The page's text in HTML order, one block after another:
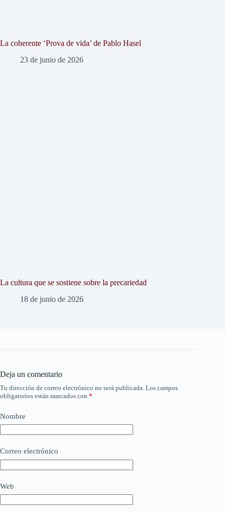
La coherente ‘Prova de vida’ de Pablo Hasel
23 de junio de 2026
La cultura que se sostiene sobre la precariedad
18 de junio de 2026
Deja un comentario
Tu dirección de correo electrónico no será publicada. Los campos
obligatorios están marcados con *
Nombre
Correo electrónico
Web